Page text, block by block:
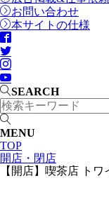
お問い合わせ
本サイトの仕様
SEARCH
MENU
TOP
開店・閉店
【開店】喫茶店 ト